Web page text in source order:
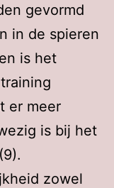
gevormd
in de spieren
is het
er meer
is bij het
zowel